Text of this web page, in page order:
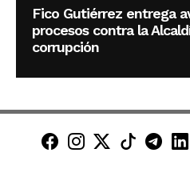
Fico Gutiérrez entrega
procesos contra la
corrupción
Minuto30 en
Minuto30 en
Minuto30